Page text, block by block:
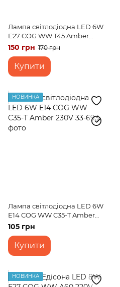
Лампа світлодіодна LED 6W
E27 COG WW T45 Amber
220V
150 грн 170 грн
Купити
НОВИНКА
Лампа світлодіодна LED 6W
E14 COG WW C35-T Amber
230V
105 грн
Купити
НОВИНКА